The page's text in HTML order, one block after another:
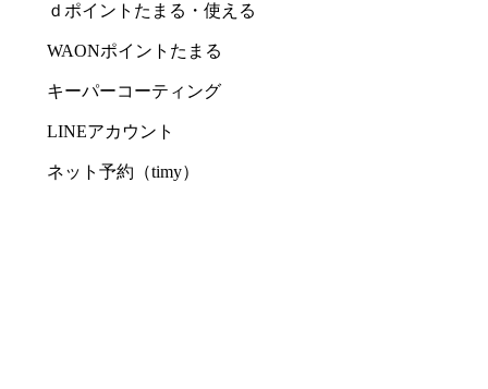
ｄポイントたまる・使える
WAONポイントたまる
キーパーコーティング
LINEアカウント
ネット予約（timy）